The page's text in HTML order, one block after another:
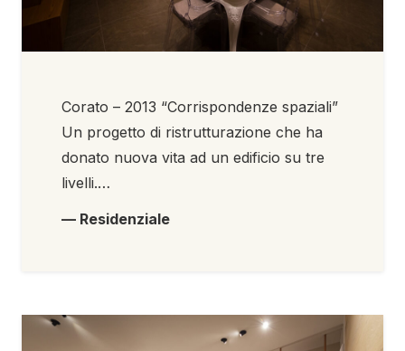
Corato – 2013 “Corrispondenze spaziali”
Un progetto di ristrutturazione che ha
donato nuova vita ad un edificio su tre
livelli.…
— Residenziale